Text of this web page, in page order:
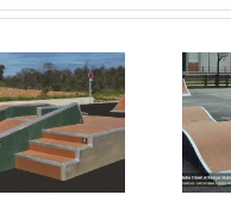
Skatepark de
Artannes-sur-
Indre (37)